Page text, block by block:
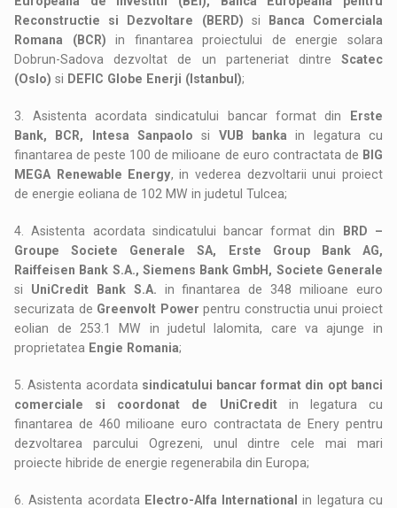
Reconstructie si Dezvoltare (BERD) si
Banca Comerciala
Romana (BCR) in finantarea proiectului de energie solara
Dobrun-Sadova dezvoltat de un parteneriat dintre Scatec
(Oslo) si DEFIC Globe Enerji (Istanbul);
3. Asistenta acordata sindicatului bancar format din
Erste
Bank, BCR, Intesa Sanpaolo si VUB banka in legatura cu
finantarea de peste 100 de milioane de euro contractata de BIG
MEGA Renewable Energy, in vederea dezvoltarii unui proiect
de energie eoliana de 102 MW in judetul Tulcea;
4. Asistenta acordata sindicatului bancar format din
BRD –
Groupe Societe Generale SA, Erste Group Bank AG,
Raiffeisen Bank S.A., Siemens Bank GmbH, Societe Generale
si UniCredit Bank S.A. in finantarea de 348 milioane euro
securizata de Greenvolt Power pentru constructia unui proiect
eolian de 253.1 MW in judetul Ialomita, care va ajunge in
proprietatea Engie Romania;
5. Asistenta acordata sindicatului bancar format din opt banci
comerciale si coordonat de UniCreditin legatura cu
finantarea de 460 milioane euro contractata de Enery pentru
dezvoltarea parcului Ogrezeni, unul dintre cele mai mari
proiecte hibride de energie regenerabila din Europa;
6. Asistenta acordata Electro-Alfa International in legatura cu